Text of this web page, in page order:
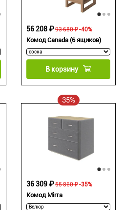
Комод Canada (6 ящиков)
93 680 ₽
56 208 ₽ -40%
В корзину
35%
Комод Mirra
55 860 ₽
36 309 ₽ -35%